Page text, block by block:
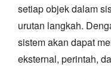
setiap objek dalam
urutan langkah.
sistem akan dapat
eksternal, perintah,